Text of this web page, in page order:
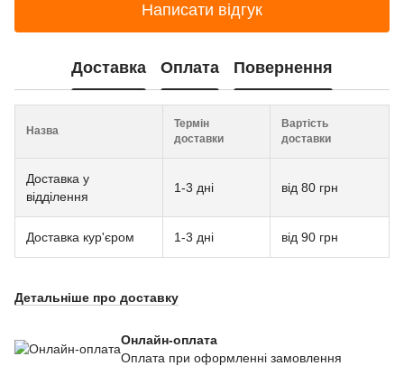
Написати відгук
Доставка Оплата Повернення
Назва
Термін
доставки
Вартість
доставки
Доставка у
відділення
1-3 дні від 80 грн
Доставка кур'єром 1-3 дні від 90 грн
Детальніше про доставку
Онлайн-оплата
Оплата при оформленні замовлення